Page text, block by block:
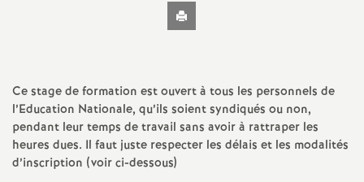
N
a
Imprimer
l'article
Ce stage de formation est ouvert à tous les personnels de
l’Education Nationale, qu’ils soient syndiqués ou non,
pendant leur temps de travail sans avoir à rattraper les
heures dues. Il faut juste respecter les délais et les modalités
d’inscription (voir ci-dessous)